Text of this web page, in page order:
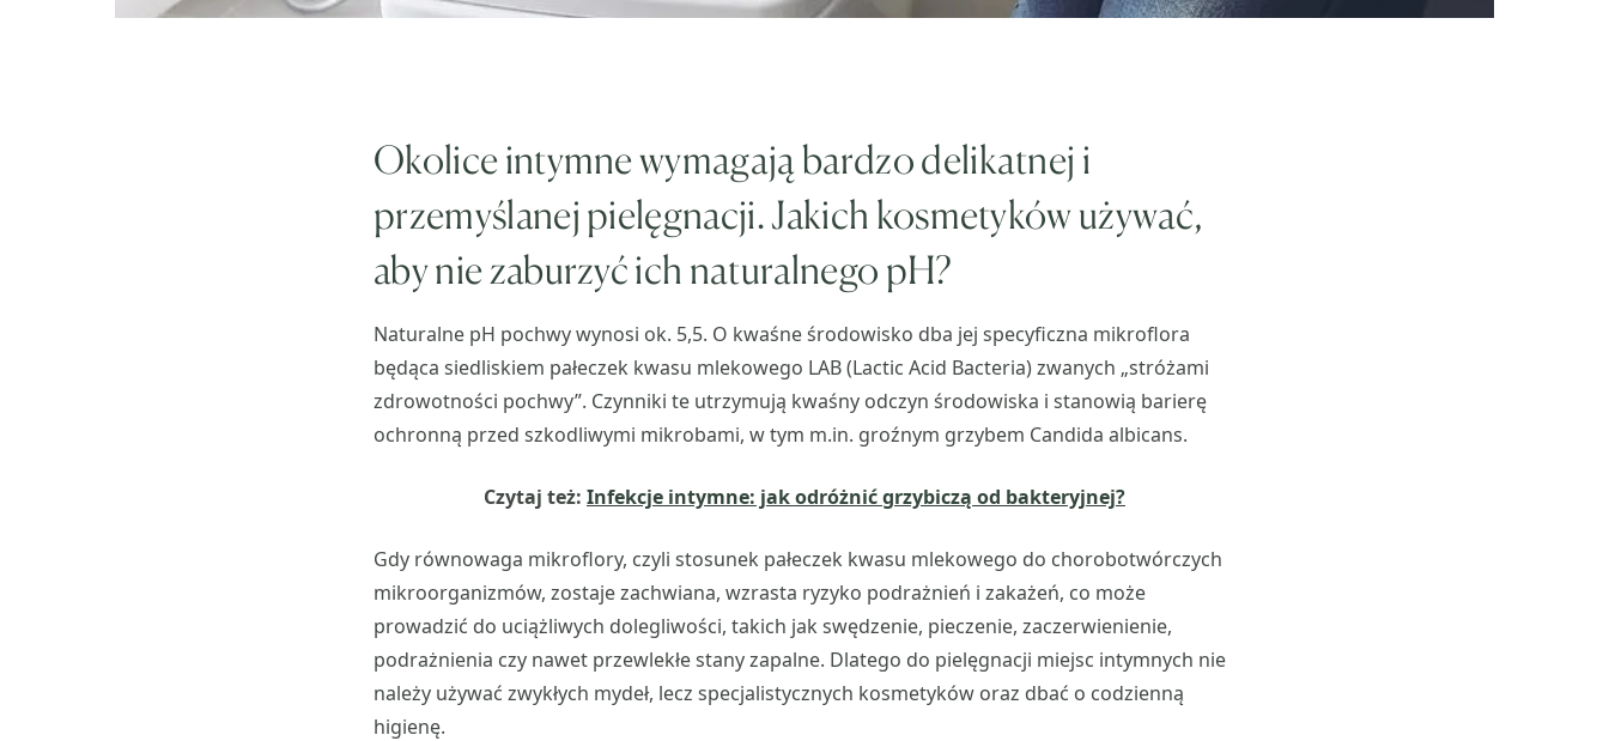
Okolice intymne wymagają bardzo delikatnej i
przemyślanej pielęgnacji. Jakich kosmetyków używać,
aby nie zaburzyć ich naturalnego pH?
Naturalne pH pochwy wynosi ok. 5,5. O kwaśne środowisko dba jej specyficzna mikroflora
będąca siedliskiem pałeczek kwasu mlekowego LAB (Lactic Acid Bacteria) zwanych „stróżami
zdrowotności pochwy”. Czynniki te utrzymują kwaśny odczyn środowiska i stanowią barierę
ochronną przed szkodliwymi mikrobami, w tym m.in. groźnym grzybem Candida albicans.
Czytaj też: Infekcje intymne: jak odróżnić grzybiczą od bakteryjnej?
Gdy równowaga mikroflory, czyli stosunek pałeczek kwasu mlekowego do chorobotwórczych
mikroorganizmów, zostaje zachwiana, wzrasta ryzyko podrażnień i zakażeń, co może
prowadzić do uciążliwych dolegliwości, takich jak swędzenie, pieczenie, zaczerwienienie,
podrażnienia czy nawet przewlekłe stany zapalne. Dlatego do pielęgnacji miejsc intymnych nie
należy używać zwykłych mydeł, lecz specjalistycznych kosmetyków oraz dbać o codzienną
higienę.